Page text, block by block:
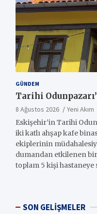
GÜNDEM
Tarihi
8 Ağustos 2026
Yeni Akım
Eskişehir’in Tarihi
iki katlı ahşap kafe
ekiplerinin
dumandan etkilenen
toplam 5 kişi hastaneye
SON GELİŞMELER